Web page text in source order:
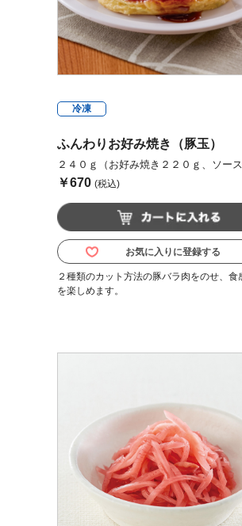
冷凍
ふんわりお好み焼き（豚玉）
２４０ｇ（お好み焼き２２０ｇ、ソー
￥670 (税込)
お気に入りに登録する
２種類のカット方法の豚バラ肉をのせ、食
を楽しめます。